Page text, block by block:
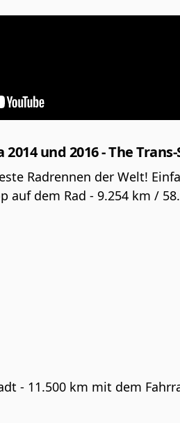
2014 und 2016 - The
Radrennen der Welt!
auf dem Rad - 9.254 km /
- 11.500 km mit dem